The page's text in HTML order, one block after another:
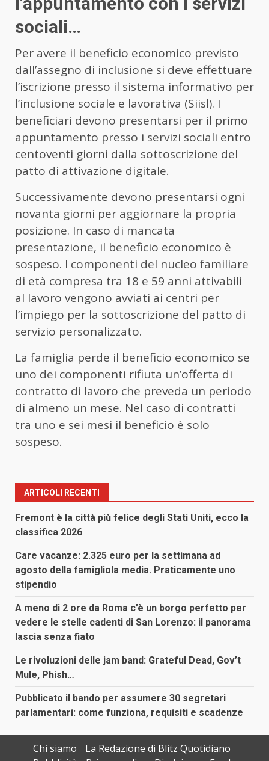
sociali…
Per avere il beneficio economico previsto
dall’assegno di inclusione si deve effettuare
l’iscrizione presso il sistema informativo per
l’inclusione sociale e lavorativa (Siisl). I
beneficiari devono presentarsi per il primo
appuntamento presso i servizi sociali entro
centoventi giorni dalla sottoscrizione del
patto di attivazione digitale.
Successivamente devono presentarsi ogni
novanta giorni per aggiornare la propria
posizione. In caso di mancata
presentazione, il beneficio economico è
sospeso. I componenti del nucleo familiare
di età compresa tra 18 e 59 anni attivabili
al lavoro vengono avviati ai centri per
l’impiego per la sottoscrizione del patto di
servizio personalizzato.
La famiglia perde il beneficio economico se
uno dei componenti rifiuta un’offerta di
contratto di lavoro che preveda un periodo
di almeno un mese. Nel caso di contratti
tra uno e sei mesi il beneficio è solo
sospeso.
ARTICOLI RECENTI
Fremont è la città più felice degli Stati Uniti, ecco la
classifica 2026
Care vacanze: 2.325 euro per la settimana ad
agosto della famigliola media. Praticamente uno
stipendio
A meno di 2 ore da Roma c’è un borgo perfetto per
vedere le stelle cadenti di San Lorenzo: il panorama
lascia senza fiato
Le rivoluzioni delle jam band: Grateful Dead, Gov’t
Mule, Phish…
Pubblicato il bando per assumere 30 segretari
parlamentari: come funziona, requisiti e scadenze
Chi siamo
La Redazione di Blitz Quotidiano